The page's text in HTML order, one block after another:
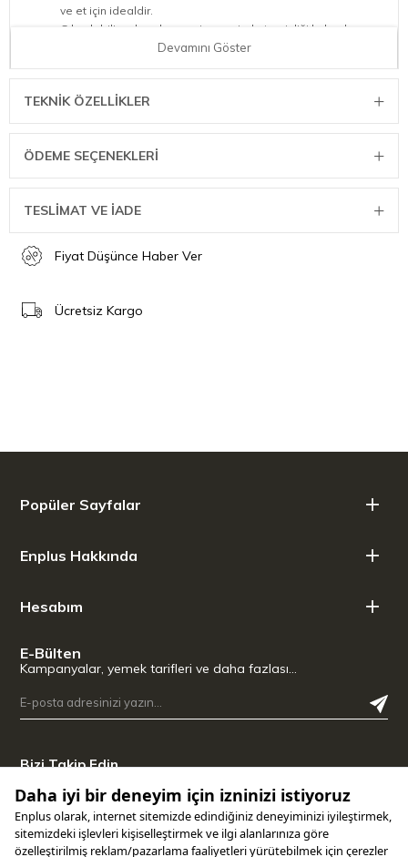
ve et için idealdir.
Çıkarılabilir vakum haznesi sayesinde temizliği kolaydır.
Vakum ayarı: Vakum gücünü ayarlamak için durdurma
Pistonlu pompa (9 L/dak) ve güçlü motor Kolay kapanma için
pratik kanatlı kilit
Çeşitli fonksiyonlar: manuel kaynak, otomatik vakumlama ve
kaynak. 20x30 cm ölçülerinde 10 adet poşet dahildir.
dahil değildir.
Ölçüler (G x Y x D mm):400x90x180
Gerilim:220-240V~, 50Hz
10 Adet Profesyonel Vakum Poşeti Dahildir:Ürünü hemen
Devamını Göster
TEKNIK ÖZELLIKLER
ÖDEME SEÇENEKLERI
TESLİMAT VE İADE
Fiyat Düşünce Haber Ver
Ücretsiz Kargo
Popüler Sayfalar
Enplus Hakkında
Hesabım
E-Bülten
Kampanyalar, yemek tarifleri ve daha fazlası…
Bizi Takip Edin